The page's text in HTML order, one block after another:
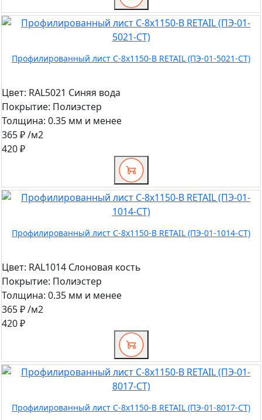
Профилированный лист С-8x1150-B RETAIL (ПЭ-01-5021-СТ)
Цвет: RAL5021 Синяя вода
Покрытие: Полиэстер
Толщина: 0.35 мм и менее
365 ₽/м2
420 ₽
Профилированный лист С-8x1150-B RETAIL (ПЭ-01-1014-СТ)
Цвет: RAL1014 Слоновая кость
Покрытие: Полиэстер
Толщина: 0.35 мм и менее
365 ₽/м2
420 ₽
Профилированный лист С-8x1150-B RETAIL (ПЭ-01-8017-СТ)